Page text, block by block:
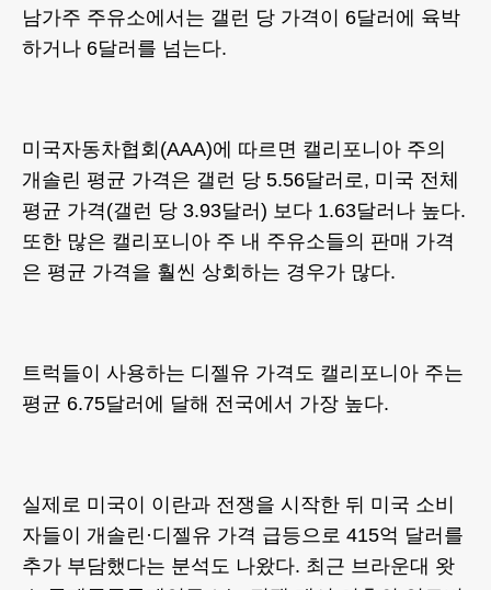
남가주 주유소에서는 갤런 당 가격이 6달러에 육박
하거나 6달러를 넘는다.
미국자동차협회(AAA)에 따르면 캘리포니아 주의
개솔린 평균 가격은 갤런 당 5.56달러로, 미국 전체
평균 가격(갤런 당 3.93달러) 보다 1.63달러나 높다.
또한 많은 캘리포니아 주 내 주유소들의 판매 가격
은 평균 가격을 훨씬 상회하는 경우가 많다.
트럭들이 사용하는 디젤유 가격도 캘리포니아 주는
평균 6.75달러에 달해 전국에서 가장 높다.
실제로 미국이 이란과 전쟁을 시작한 뒤 미국 소비
자들이 개솔린·디젤유 가격 급등으로 415억 달러를
추가 부담했다는 분석도 나왔다. 최근 브라운대 왓